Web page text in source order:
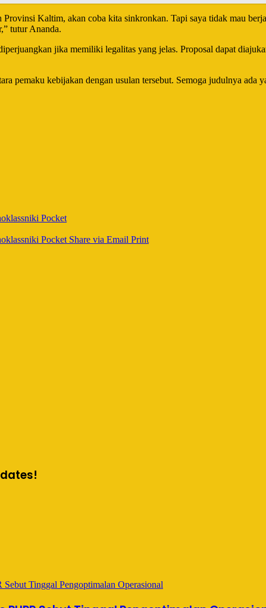
Kaltim, akan coba kita sinkronkan. Tapi saya tidak mau
tutur Ananda.
jika memiliki legalitas yang jelas. Proposal dapat
pemaku kebijakan dengan usulan tersebut. Semoga judulnya
Pocket
Pocket Share via Email Print